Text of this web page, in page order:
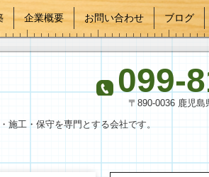
施工・保守を専門とする会社です。
099-
〒890-0036 鹿児
企業概要 お問い合わせ ブログ